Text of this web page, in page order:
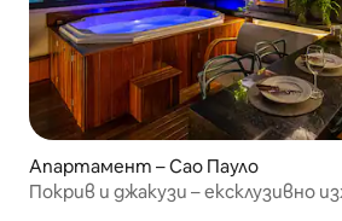
Апартамент – Сао Пауло
Покрив и джакузи – ексклузивно